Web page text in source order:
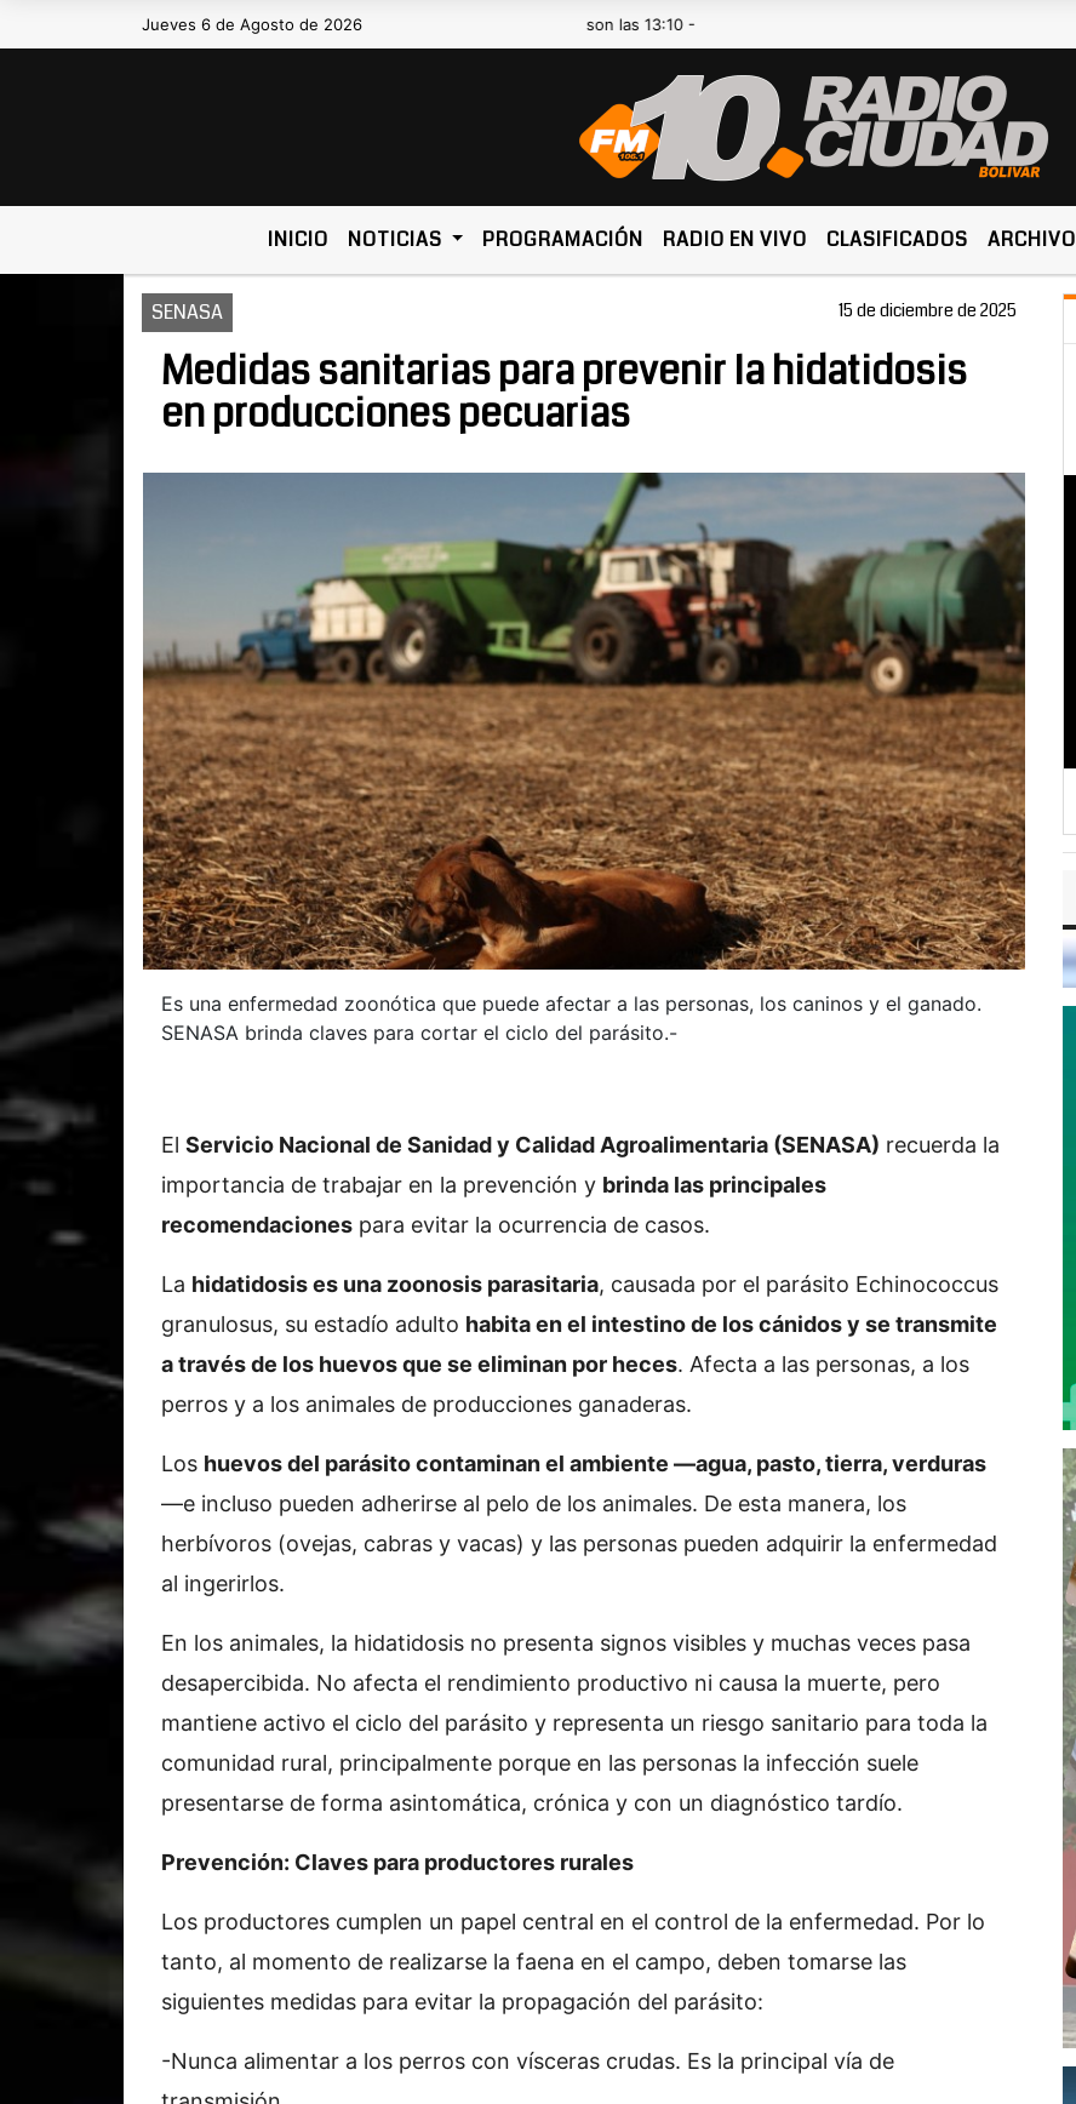
Jueves 6 de Agosto de 2026
Hoy es Jueves 6 de Agosto de 2026 y son las 13:10 -
INICIO NOTICIAS PROGRAMACIÓN RADIO EN VIVO CLASIFICADOS ARCHIVO
SENASA 15 de diciembre de 2025
Medidas sanitarias para prevenir la hidatidosis
en producciones pecuarias
Es una enfermedad zoonótica que puede afectar a las personas, los caninos y el ganado.
SENASA brinda claves para cortar el ciclo del parásito.-
El Servicio Nacional de Sanidad y Calidad Agroalimentaria (SENASA) recuerda la
importancia de trabajar en la prevención y brinda las principales
recomendaciones para evitar la ocurrencia de casos.
La hidatidosis es una zoonosis parasitaria, causada por el parásito Echinococcus
granulosus, su estadío adulto habita en el intestino de los cánidos y se transmite
a través de los huevos que se eliminan por heces. Afecta a las personas, a los
perros y a los animales de producciones ganaderas.
Los huevos del parásito contaminan el ambiente —agua, pasto, tierra, verduras
—e incluso pueden adherirse al pelo de los animales. De esta manera, los
herbívoros (ovejas, cabras y vacas) y las personas pueden adquirir la enfermedad
al ingerirlos.
En los animales, la hidatidosis no presenta signos visibles y muchas veces pasa
desapercibida. No afecta el rendimiento productivo ni causa la muerte, pero
mantiene activo el ciclo del parásito y representa un riesgo sanitario para toda la
comunidad rural, principalmente porque en las personas la infección suele
presentarse de forma asintomática, crónica y con un diagnóstico tardío.
Prevención: Claves para productores rurales
Los productores cumplen un papel central en el control de la enfermedad. Por lo
tanto, al momento de realizarse la faena en el campo, deben tomarse las
siguientes medidas para evitar la propagación del parásito:
-Nunca alimentar a los perros con vísceras crudas. Es la principal vía de